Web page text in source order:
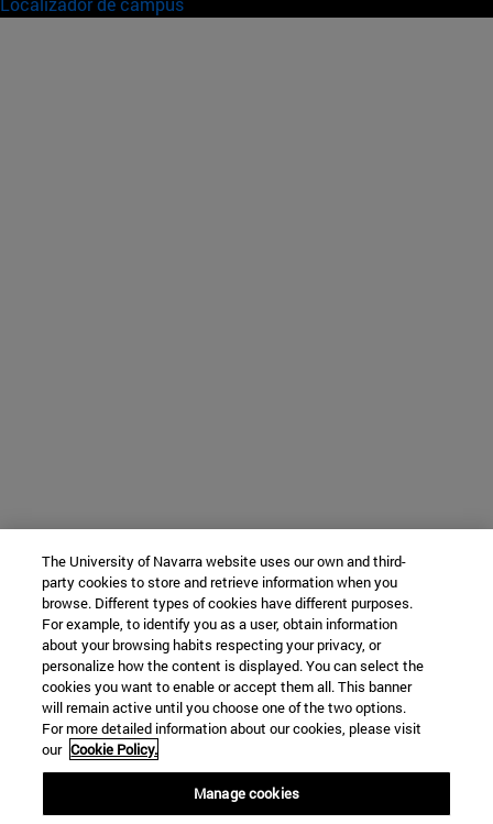
The University of Navarra website uses our own and third-
party cookies to store and retrieve information when you
browse. Different types of cookies have different purposes.
For example, to identify you as a user, obtain information
about your browsing habits respecting your privacy, or
personalize how the content is displayed. You can select the
cookies you want to enable or accept them all. This banner
will remain active until you choose one of the two options.
For more detailed information about our cookies, please visit
our Cookie Policy.
Manage cookies